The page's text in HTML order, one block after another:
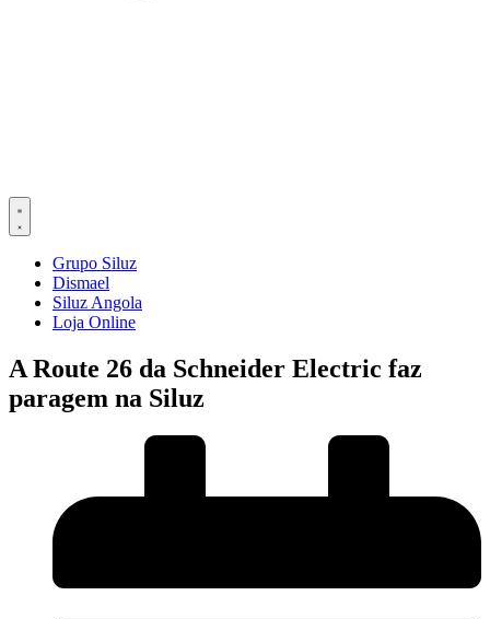
Grupo Siluz
Dismael
Siluz Angola
Loja Online
A Route 26 da Schneider Electric faz
paragem na Siluz